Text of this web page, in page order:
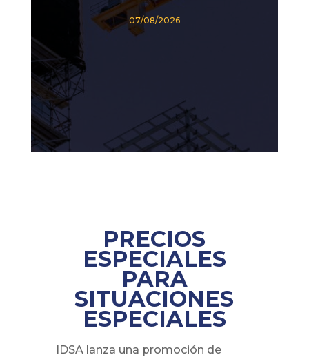
07/08/2026
PRECIOS
ESPECIALES
PARA
SITUACIONES
ESPECIALES
IDSA lanza una promoción de